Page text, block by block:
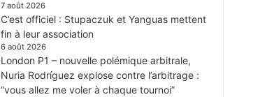
7 août 2026
C’est officiel : Stupaczuk et Yanguas mettent
fin à leur association
6 août 2026
London P1 – nouvelle polémique arbitrale,
Nuria Rodríguez explose contre l’arbitrage :
“vous allez me voler à chaque tournoi”